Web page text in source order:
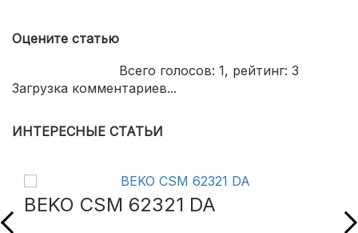
Оцените статью
Всего голосов: 1, рейтинг: 3
Загрузка комментариев...
ИНТЕРЕСНЫЕ СТАТЬИ
BEKO CSM 62321 DA